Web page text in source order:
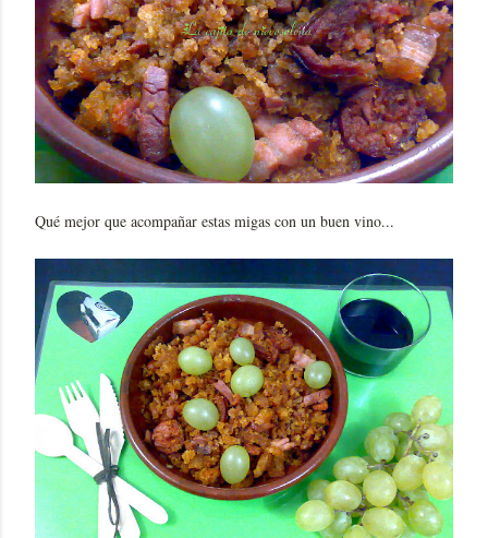
Qué mejor que acompañar estas migas con un buen vino...